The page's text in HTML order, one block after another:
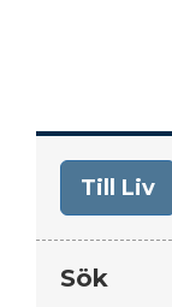
Till Liv
Sök